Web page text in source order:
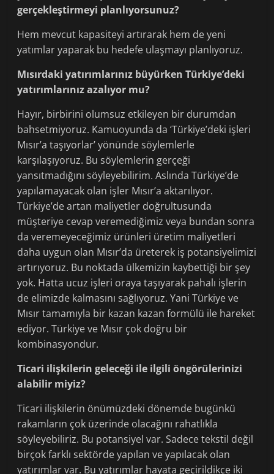
gerçekleştirmeyi planlıyorsunuz?
Hem mevcut kapasiteyi artırarak hem de yeni
yatımlar yaparak bu hedefe ulaşmayı planlıyoruz.
Mısırdaki yatırımlarınız büyürken Türkiye’deki
yatırımlarınız azalıyor mu?
Hayır, birbirini olumsuz etkileyen bir durumdan
bahsetmiyoruz. Kamuoyunda da ‘Türkiye’deki işleri
Mısır’a taşıyorlar’ yönünde söylemlerle
karşılaşıyoruz. Bu söylemlerin gerçeği
yansıtmadığını söyleyebilirim. Aslında Türkiye’de
yapılamayacak olan işler Mısır’a aktarılıyor.
Türkiye’de artan maliyetler doğrultusunda
müşteriye cevap veremediğimiz veya bundan sonra
da veremeyeceğimiz ürünleri üretim maliyetleri
daha uygun olan Mısır’da üreterek iş potansiyelimizi
artırıyoruz. Bu noktada ülkemizin kaybettiği bir şey
yok. Hatta ucuz işleri oraya taşıyarak pahalı işlerin
de elimizde kalmasını sağlıyoruz. Yani Türkiye ve
Mısır tamamıyla bir kazan kazan formülü ile hareket
ediyor. Türkiye ve Mısır çok doğru bir
kombinasyondur.
Ticari ilişkilerin geleceği ile ilgili öngörülerinizi
alabilir miyiz?
Ticari ilişkilerin önümüzdeki dönemde bugünkü
rakamların çok üzerinde olacağını rahatlıkla
söyleyebiliriz. Bu potansiyel var. Sadece tekstil değil
birçok farklı sektörde yapılan ve yapılacak olan
yatırımlar var. Bu yatırımlar hayata geçirildikçe iki